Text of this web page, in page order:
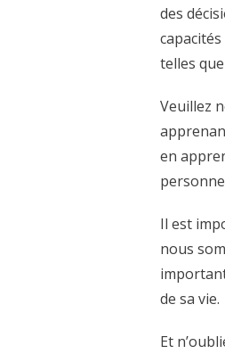
des
telles
Veuillez
en
Il est
nous
de sa vie.
Et